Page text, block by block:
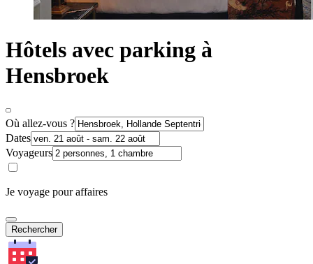
Hôtels avec parking à
Hensbroek
Où allez-vous ?
Dates
Voyageurs
Je voyage pour affaires
Rechercher